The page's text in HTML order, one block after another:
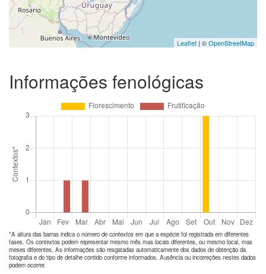
Leaflet | ©OpenStreetMap
Informações fenológicas
*A altura das barras indica o número de contextos em que a espécie foi registrada em diferentes
fases. Os contextos podem representar mesmo mês mas locais diferentes, ou mesmo local, mas
meses diferentes. As informações são resgatadas automaticamente dos dados de obtenção da
fotografia e do tipo de detalhe contido conforme informados. Ausência ou incorreções nestes dados
podem ocorrer.